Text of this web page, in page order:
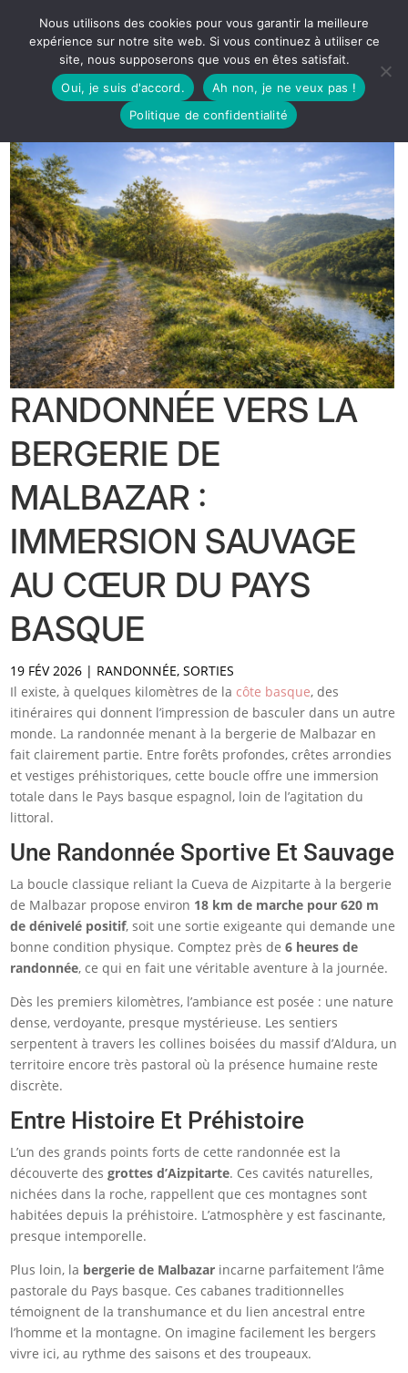
RANDONNÉE VERS LA
BERGERIE DE
MALBAZAR :
IMMERSION SAUVAGE
AU CŒUR DU PAYS
BASQUE
19 FÉV 2026 | RANDONNÉE,SORTIES
Il existe, à quelques kilomètres de la côte basque, des
itinéraires qui donnent l’impression de basculer dans un autre
monde. La randonnée menant à la bergerie de Malbazar en
fait clairement partie. Entre forêts profondes, crêtes arrondies
et vestiges préhistoriques, cette boucle offre une immersion
totale dans le Pays basque espagnol, loin de l’agitation du
littoral.
Une Randonnée Sportive Et Sauvage
La boucle classique reliant la Cueva de Aizpitarte à la bergerie
de Malbazar propose environ 18 km de marche pour 620 m
de dénivelé positif, soit une sortie exigeante qui demande une
bonne condition physique. Comptez près de6 heures de
randonnée, ce qui en fait une véritable aventure à la journée.
Dès les premiers kilomètres, l’ambiance est posée : une nature
dense, verdoyante, presque mystérieuse. Les sentiers
serpentent à travers les collines boisées du massif d’Aldura, un
territoire encore très pastoral où la présence humaine reste
discrète.
Entre Histoire Et Préhistoire
L’un des grands points forts de cette randonnée est la
découverte desgrottes d’Aizpitarte. Ces cavités naturelles,
nichées dans la roche, rappellent que ces montagnes sont
habitées depuis la préhistoire. L’atmosphère y est fascinante,
presque intemporelle.
Plus loin, la bergerie de Malbazar incarne parfaitement l’âme
pastorale du Pays basque. Ces cabanes traditionnelles
témoignent de la transhumance et du lien ancestral entre
l’homme et la montagne. On imagine facilement les bergers
vivre ici, au rythme des saisons et des troupeaux.
Nous utilisons des cookies pour vous garantir la meilleure
expérience sur notre site web. Si vous continuez à utiliser ce
site, nous supposerons que vous en êtes satisfait.
Oui, je suis d'accord.
Ah non, je ne veux pas !
Politique de confidentialité